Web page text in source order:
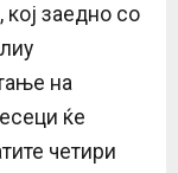
заедно со
на
ќе
четири